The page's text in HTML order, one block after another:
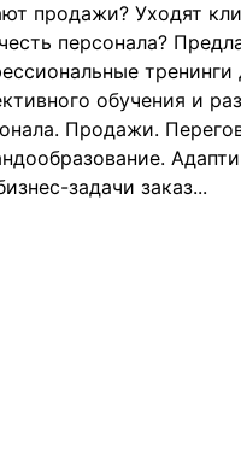
продажи? Уходят
персонала?
тренинги
обучения и
Продажи.
задачи заказ...